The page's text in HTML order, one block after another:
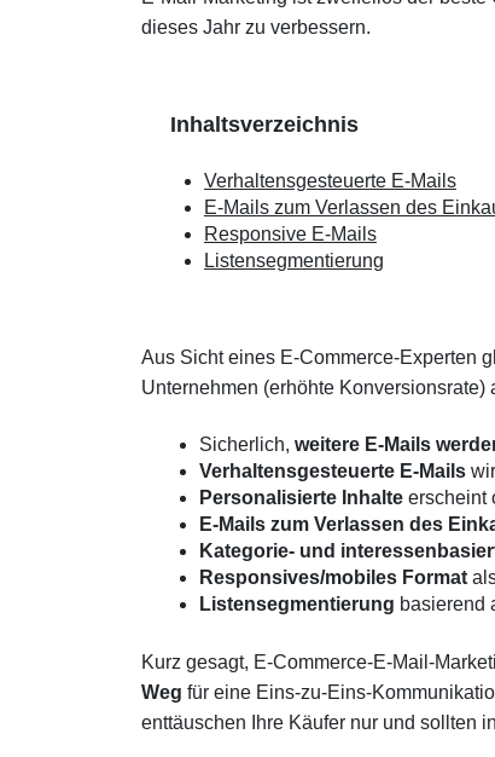
dieses Jahr zu verbessern.
Inhaltsverzeichnis
Verhaltensgesteuerte E-Mails
E-Mails zum Verlassen des
Responsive E-Mails
Listensegmentierung
Aus Sicht eines E-Commerce-Experten
Unternehmen (erhöhte
Sicherlich, weitere E-Mails
Verhaltensgesteuerte E-Mails
Personalisierte Inhalte erscheint
E-Mails zum Verlassen des
Kategorie- und
Responsives/mobiles Format
Listensegmentierung basierend
Kurz gesagt, E-Commerce-E-Mail-
Weg für eine Eins-zu-Eins-
enttäuschen Ihre Käufer nur und sollten